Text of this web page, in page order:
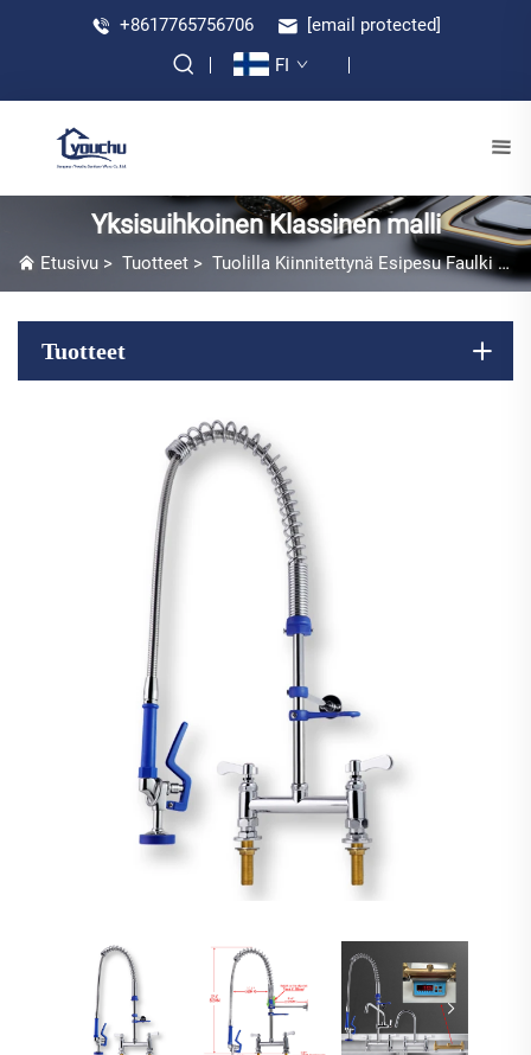
+8617765756706
[email protected]
FI
Yksisuihkoinen Klassinen malli
Etusivu > Tuotteet > Tuolilla Kiinnitettynä Esipesu Faulki
Tuotteet